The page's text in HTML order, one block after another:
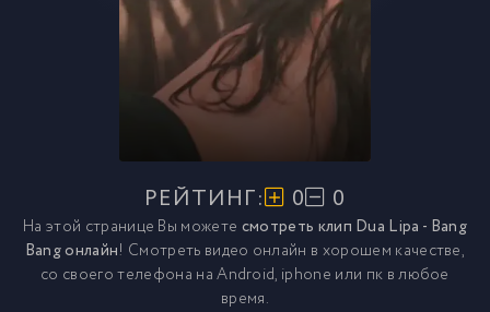
РЕЙТИНГ: 0 0
На этой странице Вы можете смотреть клип Dua Lipa - Bang
Bang онлайн! Смотреть видео онлайн в хорошем качестве,
со своего телефона на Android, iphone или пк в любое
время.